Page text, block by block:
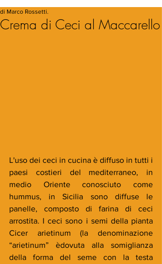
Crema di Ceci al Maccarello
di Marco Rossetti.
L'uso dei ceci in cucina è diffuso in tutti i
paesi costieri del mediterraneo, in
medio Oriente conosciuto come
hummus, in Sicilia sono diffuse le
panelle, composto di farina di ceci
arrostita. I ceci sono i semi della pianta
Cicer arietinum (la denominazione
“arietinum” èdovuta alla somiglianza
della forma del seme con la testa